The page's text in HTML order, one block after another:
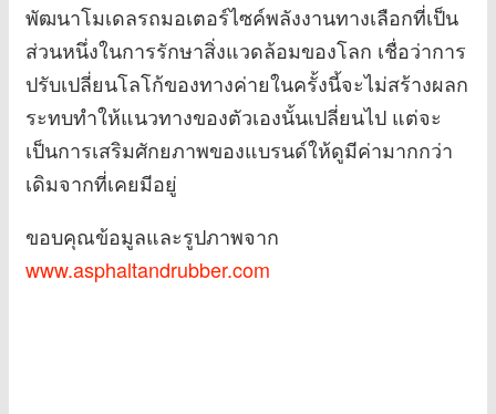
พัฒนาโมเดลรถมอเตอร์ไซค์พลังงานทางเลือกที่เป็น
ส่วนหนึ่งในการรักษาสิ่งแวดล้อมของโลก เชื่อว่าการ
ปรับเปลี่ยนโลโก้ของทางค่ายในครั้งนี้จะไม่สร้างผลก
ระทบทำให้แนวทางของตัวเองนั้นเปลี่ยนไป แต่จะ
เป็นการเสริมศักยภาพของแบรนด์ให้ดูมีค่ามากกว่า
เดิมจากที่เคยมีอยู่
ขอบคุณข้อมูลและรูปภาพจาก
www.asphaltandrubber.com